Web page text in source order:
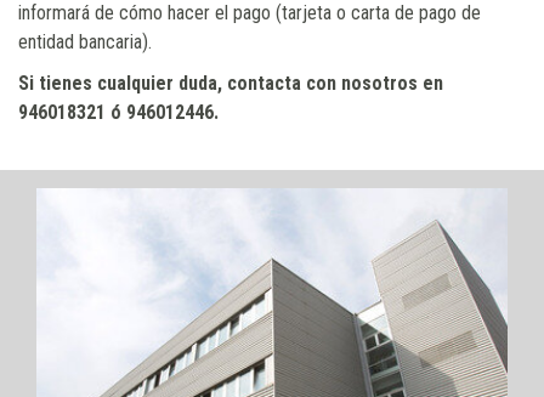
informará de cómo hacer el pago (tarjeta o carta de pago de
entidad bancaria).
Si tienes cualquier duda, contacta con nosotros en
946018321 ó 946012446.